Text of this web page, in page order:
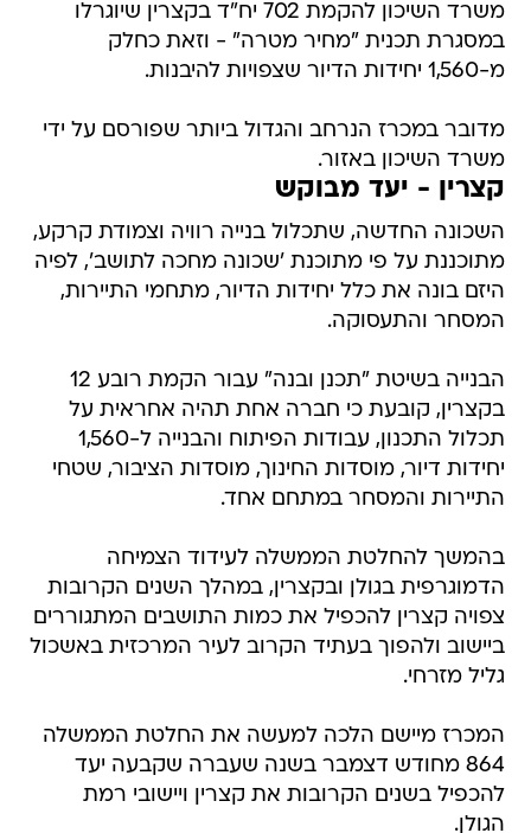
משרד השיכון להקמת 702 יח"ד בקצרין שיוגרלו
במסגרת תכנית "מחיר מטרה" - וזאת כחלק
מ-1,560 יחידות הדיור שצפויות להיבנות.
מדובר במכרז הנרחב והגדול ביותר שפורסם על ידי
משרד השיכון באזור.
קצרין - יעד מבוקש
השכונה החדשה, שתכלול בנייה רוויה וצמודת קרקע,
מתוכננת על פי מתוכנת 'שכונה מחכה לתושב', לפיה
היזם בונה את כלל יחידות הדיור, מתחמי התיירות,
המסחר והתעסוקה.
הבנייה בשיטת "תכנן ובנה" עבור הקמת רובע 12
בקצרין, קובעת כי חברה אחת תהיה אחראית על
תכלול התכנון, עבודות הפיתוח והבנייה ל-1,560
יחידות דיור, מוסדות החינוך, מוסדות הציבור, שטחי
התיירות והמסחר במתחם אחד.
בהמשך להחלטת הממשלה לעידוד הצמיחה
הדמוגרפית בגולן ובקצרין, במהלך השנים הקרובות
צפויה קצרין להכפיל את כמות התושבים המתגוררים
ביישוב ולהפוך בעתיד הקרוב לעיר המרכזית באשכול
גליל מזרחי.
המכרז מיישם הלכה למעשה את החלטת הממשלה
864 מחודש דצמבר בשנה שעברה שקבעה יעד
להכפיל בשנים הקרובות את קצרין ויישובי רמת
הגולן.